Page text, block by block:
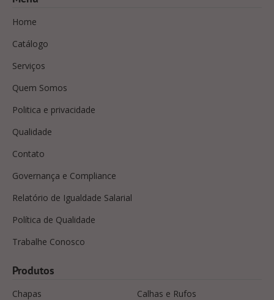
Home
Catálogo
Serviços
Quem Somos
Politica e privacidade
Qualidade
Contato
Governança e Compliance
Relatório de Igualdade Salarial
Política de Qualidade
Trabalhe Conosco
Produtos
Chapas
Calhas e Rufos